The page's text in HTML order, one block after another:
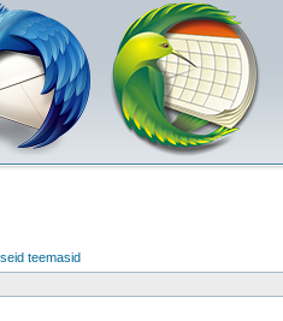
teemasid